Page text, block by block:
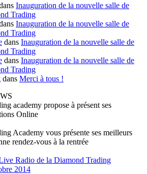
Inauguration de la nouvelle salle de
Trading
Inauguration de la nouvelle salle de
Trading
dans Inauguration de la nouvelle salle de
Trading
dans Inauguration de la nouvelle salle de
Trading
dans Merci à tous !
academy propose à présent ses
Online
Academy vous présente ses meilleurs
rendez-vous à la rentrée
Radio de la Diamond Trading
2014